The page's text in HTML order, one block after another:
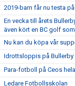
2019-barn får nu testa
En vecka till årets
även kört en BC golf
Nu kan du köpa vår
Idrottsloppis på Bullerby
Para-fotboll på Ceos
Ledare Fotbollsskolan